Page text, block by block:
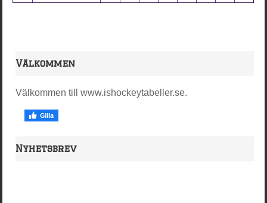
Välkommen
Välkommen till www.ishockeytabeller.se.
Nyhetsbrev